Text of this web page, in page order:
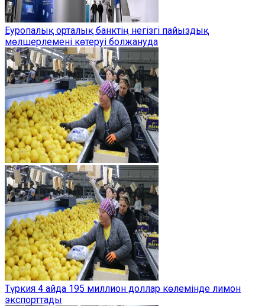
Еуропалық орталық банктің негізгі пайыздық
мөлшерлемені көтеруі болжануда
Түркия 4 айда 195 миллион доллар көлемінде лимон
экспорттады